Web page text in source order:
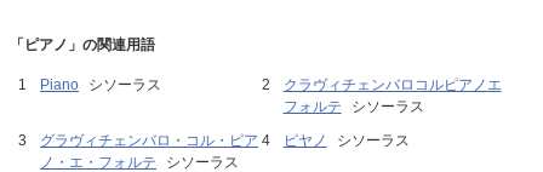
「ピアノ」の関連用語
Piano シソーラス
クラヴィチェンバロコルピアノエ
フォルテ
シソーラス
グラヴィチェンバロ・コル・ピア
ノ・エ・フォルテ
シソーラス
ピヤノ シソーラス